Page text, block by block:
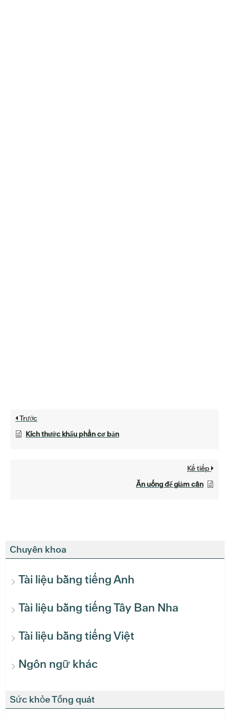
Chuyên khoa
Tài liệu bằng tiếng Anh
Tài liệu bằng tiếng Tây Ban Nha
Tài liệu bằng tiếng Việt
Ngôn ngữ khác
Sức khỏe Tổng quát
Trước
Kích thước khẩu phần cơ bản
Kế tiếp
Ăn uống để giảm cân